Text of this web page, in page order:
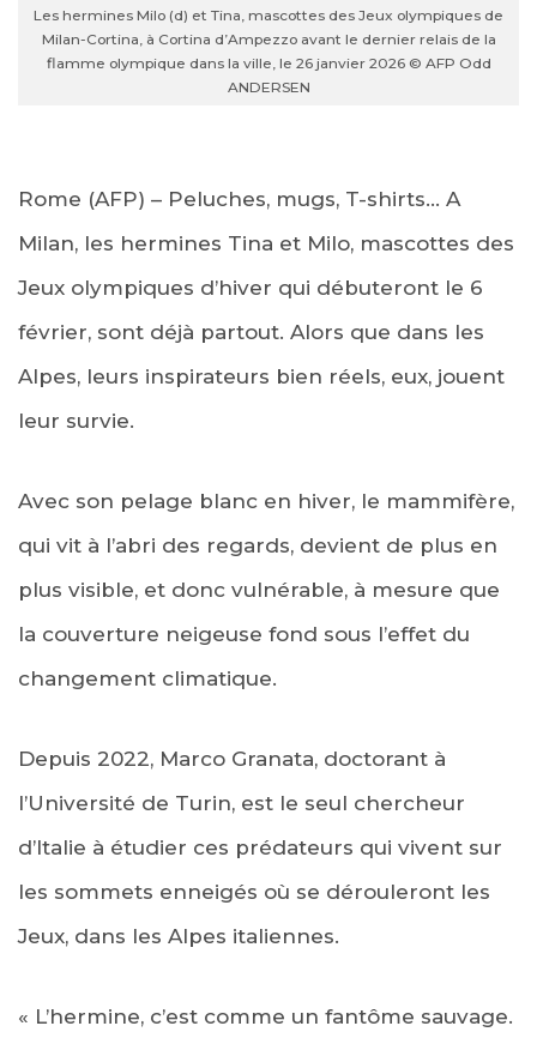
Les hermines Milo (d) et Tina, mascottes des Jeux olympiques de
Milan-Cortina, à Cortina d’Ampezzo avant le dernier relais de la
flamme olympique dans la ville, le 26 janvier 2026 © AFP Odd
ANDERSEN
Rome (AFP) – Peluches, mugs, T-shirts… A
Milan, les hermines Tina et Milo, mascottes des
Jeux olympiques d’hiver qui débuteront le 6
février, sont déjà partout. Alors que dans les
Alpes, leurs inspirateurs bien réels, eux, jouent
leur survie.
Avec son pelage blanc en hiver, le mammifère,
qui vit à l’abri des regards, devient de plus en
plus visible, et donc vulnérable, à mesure que
la couverture neigeuse fond sous l’effet du
changement climatique.
Depuis 2022, Marco Granata, doctorant à
l’Université de Turin, est le seul chercheur
d’Italie à étudier ces prédateurs qui vivent sur
les sommets enneigés où se dérouleront les
Jeux, dans les Alpes italiennes.
« L’hermine, c’est comme un fantôme sauvage.